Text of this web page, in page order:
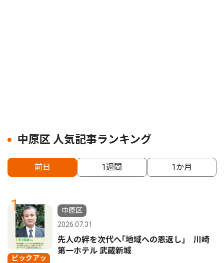
中原区 人気記事ランキング
前日 1週間 1か月
1
ピックアッ
中原区
2026.07.31
先人の絆を次代へ｢地域への恩返し｣ 川崎
第一ホテル 武蔵新城